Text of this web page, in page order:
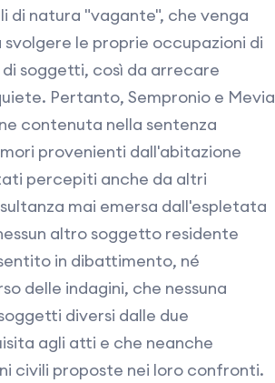
di natura "vagante", che venga
svolgere le proprie occupazioni di
soggetti, così da arrecare
Pertanto, Sempronio e Mevia
contenuta nella sentenza
provenienti dall'abitazione
percepiti anche da altri
mai emersa dall'espletata
altro soggetto residente
in dibattimento, né
delle indagini, che nessuna
diversi dalle due
agli atti e che neanche
civili proposte nei loro confronti.